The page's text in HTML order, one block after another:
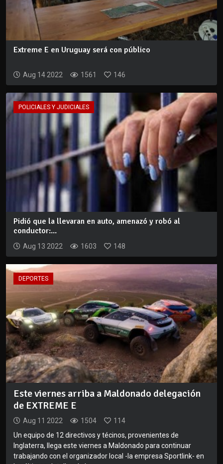
Extreme E en Uruguay será con público
Aug 14 2022 1561 146
POLICIALES Y JUDICIALES
Pidió que la llevaran en auto, amenazó y robó al
conductor:...
Aug 13 2022 1603 148
DEPORTES
Este viernes arriba a Maldonado delegación
de EXTREME E
Aug 11 2022 1504
114
Un equipo de 12 directivos y técinos, provenientes de
Inglaterra, llega este viernes a Maldonado para continuar
trabajando con el organizador local -la empresa Sportlink- en